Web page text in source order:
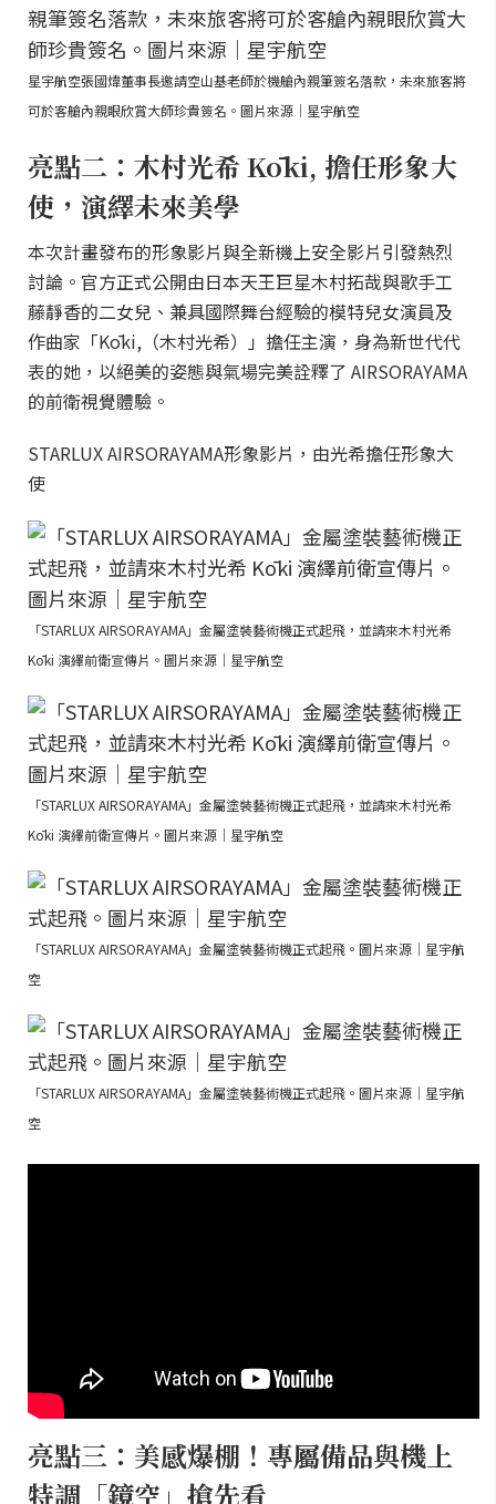
星宇航空張國煒董事長邀請空山基老師於機艙內親筆簽名落款，未來旅客將
可於客艙內親眼欣賞大師珍貴簽名。圖片來源｜星宇航空
亮點二：木村光希 Kōki, 擔任形象大
使，演繹未來美學
本次計畫發布的形象影片與全新機上安全影片引發熱烈
討論。官方正式公開由日本天王巨星木村拓哉與歌手工
藤靜香的二女兒、兼具國際舞台經驗的模特兒女演員及
作曲家「Kōki,（木村光希）」擔任主演，身為新世代代
表的她，以絕美的姿態與氣場完美詮釋了 AIRSORAYAMA
的前衛視覺體驗。
STARLUX AIRSORAYAMA形象影片，由光希擔任形象大
使
「STARLUX AIRSORAYAMA」金屬塗裝藝術機正式起飛，並請來木村光希
Kōki 演繹前衛宣傳片。圖片來源｜星宇航空
「STARLUX AIRSORAYAMA」金屬塗裝藝術機正式起飛，並請來木村光希
Kōki 演繹前衛宣傳片。圖片來源｜星宇航空
「STARLUX AIRSORAYAMA」金屬塗裝藝術機正式起飛。圖片來源｜星宇航
空
「STARLUX AIRSORAYAMA」金屬塗裝藝術機正式起飛。圖片來源｜星宇航
空
亮點三：美感爆棚！專屬備品與機上
特調「鏡空」搶先看